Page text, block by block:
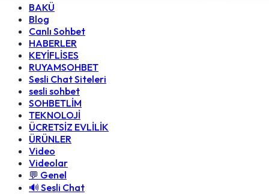
BAKÜ
Blog
Canlı Sohbet
HABERLER
KEYİFLİSES
RUYAMSOHBET
Sesli Chat Siteleri
sesli sohbet
SOHBETLİM
TEKNOLOJİ
ÜCRETSİZ EVLİLİK
ÜRÜNLER
Video
Videolar
💬 Genel
🔊 Sesli Chat